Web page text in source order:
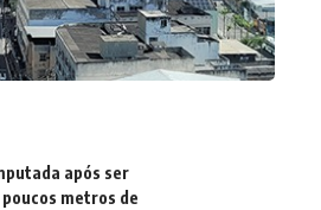
após ser
metros de